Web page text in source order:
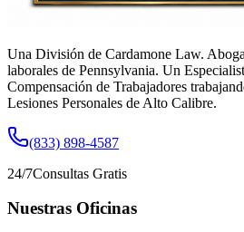
Una División de Cardamone Law.
laborales de Pennsylvania. Un
Compensación de Trabajadores
Lesiones Personales de Alto Calibre.
(833) 898-4587
24/7Consultas Gratis
Nuestras Oficinas